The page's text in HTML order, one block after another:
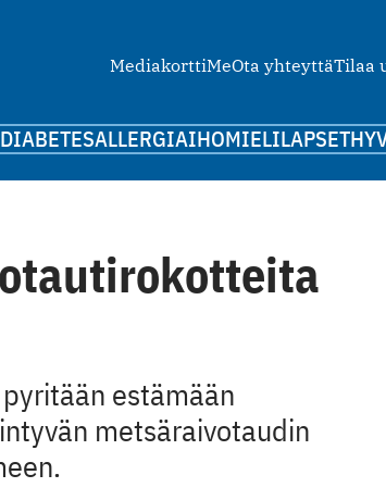
MediakorttiMeOta yhteyttäTilaa
DIABETESALLERGIAIHOMIELILAPSET
estämään
metsäraivotaudin